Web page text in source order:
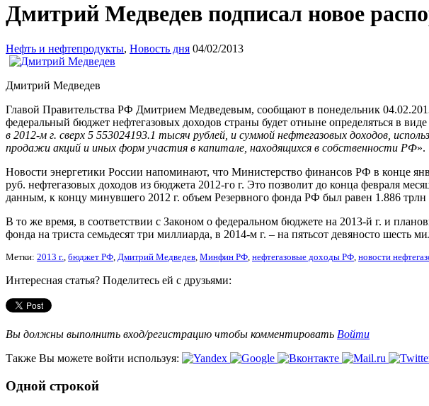
Дмитрий Медведев подписал новое
Нефть и нефтепродукты, Новость дня 04/02/2013
Дмитрий Медведев
Главой Правительства РФ Дмитрием Медведевым, сообщают в понедельник
федеральный бюджет нефтегазовых доходов страны будет отныне определяться в
в 2012-м г. сверх 5 553024193.1 тысяч рублей, и суммой нефтегазовых доходов,
продажи акций и иных форм участия в капитале, находящихся в собственности РФ».
Новости энергетики России напоминают, что Министерство финансов РФ в конце
руб. нефтегазовых доходов из бюджета 2012-го г. Это позволит до конца февраля
данным, к концу минувшего 2012 г. объем Резервного фонда РФ был равен 1.886 трлн
В то же время, в соответствии с Законом о федеральном бюджете на 2013-й г. и
фонда на триста семьдесят три миллиарда, в 2014-м г. – на пятьсот девяносто шесть
Метки: 2013 г., бюджет РФ, Дмитрий Медведев, Минфин РФ, нефтегазовые доходы РФ, новости
Интересная статья? Поделитесь ей с друзьями:
Вы должны выполнить вход/регистрацию чтобы комментировать Войти
Также Вы можете войти используя:
Одной строкой